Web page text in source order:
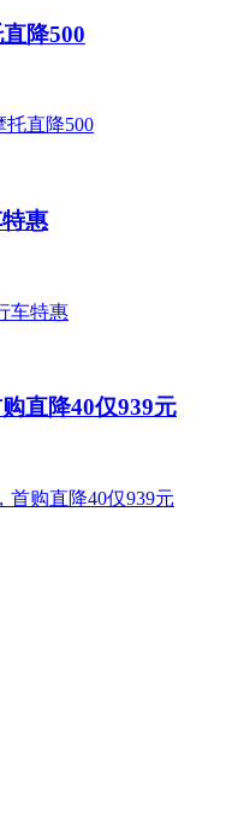
降500
惠
直降40仅939元